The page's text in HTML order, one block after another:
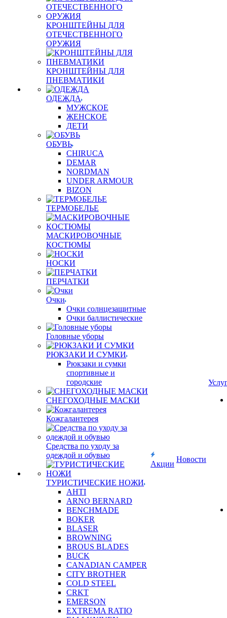
КРОНШТЕЙНЫ ДЛЯ
ОТЕЧЕСТВЕННОГО
ОРУЖИЯ
КРОНШТЕЙНЫ ДЛЯ
ПНЕВМАТИКИ
ОДЕЖДА
МУЖСКОЕ
ЖЕНСКОЕ
ДЕТИ
ОБУВЬ
CHIRUCA
DEMAR
NORDMAN
UNDER ARMOUR
BIZON
ТЕРМОБЕЛЬЕ
МАСКИРОВОЧНЫЕ
КОСТЮМЫ
НОСКИ
ПЕРЧАТКИ
Очки
Очки солнцезащитные
Очки баллистические
Головные уборы
РЮКЗАКИ И СУМКИ
Рюкзаки и сумки
спортивные и
городские
СНЕГОХОДНЫЕ МАСКИ
Кожгалантерея
Средства по уходу за
одеждой и обувью
ТУРИСТИЧЕСКИЕ НОЖИ
AHTI
ARNO BERNARD
BENCHMADE
BOKER
BLASER
BROWNING
BROUS BLADES
BUCK
CANADIAN CAMPER
CITY BROTHER
COLD STEEL
CRKT
EMERSON
EXTREMA RATIO
Акции
Новости